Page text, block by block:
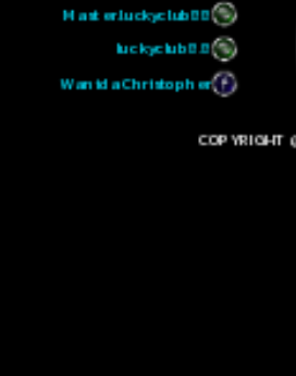
Master.luckyclub88
luckyclub8.8
Wanida Christopher
COPYRIGHT